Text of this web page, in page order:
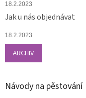
18.2.2023
Jak u nás objednávat
18.2.2023
ARCHIV
Návody na pěstování